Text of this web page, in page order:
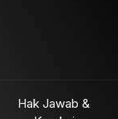
Hak Jawab &